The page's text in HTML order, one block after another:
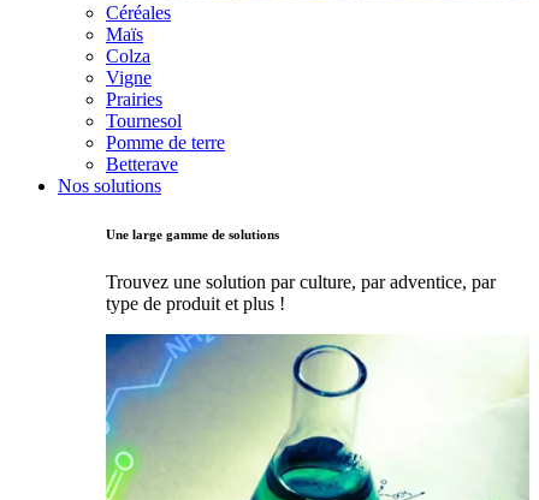
Céréales
Maïs
Colza
Vigne
Prairies
Tournesol
Pomme de terre
Betterave
Nos solutions
Une large gamme de solutions
Trouvez une solution par culture, par adventice, par
type de produit et plus !